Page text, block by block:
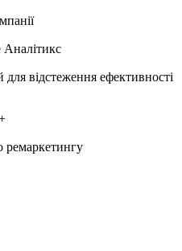
відстеження ефективності